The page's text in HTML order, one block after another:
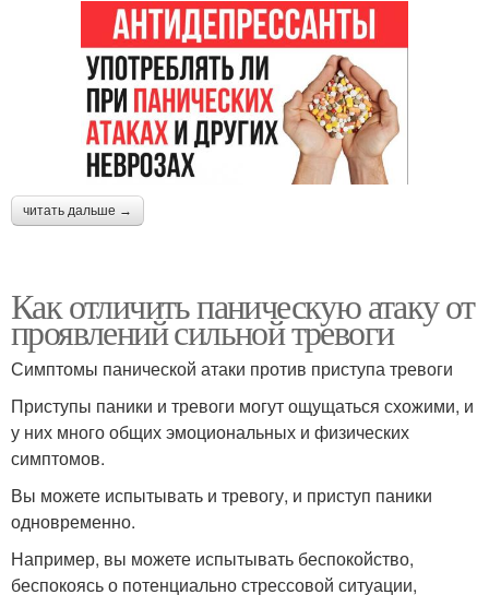
читать дальше →
Как отличить паническую атаку от
проявлений сильной тревоги
Симптомы панической атаки против приступа тревоги
Приступы паники и тревоги могут ощущаться схожими, и
у них много общих эмоциональных и физических
симптомов.
Вы можете испытывать и тревогу, и приступ паники
одновременно.
Например, вы можете испытывать беспокойство,
беспокоясь о потенциально стрессовой ситуации,